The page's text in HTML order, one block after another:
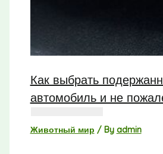
Как выбрать
автомобиль и не
Животный мир / By admin